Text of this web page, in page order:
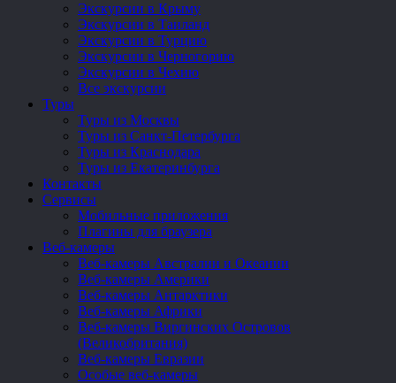
Экскурсии в Крыму
Экскурсии в Таиланд
Экскурсии в Турцию
Экскурсии в Черногорию
Экскурсии в Чехию
Все экскурсии
Туры
Туры из Москвы
Туры из Санкт-Петербурга
Туры из Краснодара
Туры из Екатеринбурга
Контакты
Сервисы
Мобильные приложения
Плагины для браузера
Веб-камеры
Веб-камеры Австралии и Океании
Веб-камеры Америки
Веб-камеры Антарктики
Веб-камеры Африки
Веб-камеры Виргинских Островов
(Великобритания)
Веб-камеры Евразии
Особые веб-камеры